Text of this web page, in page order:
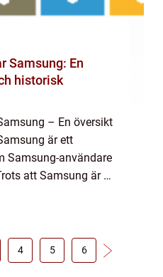
Samsung: En
historisk
– En översikt
är ett
Samsung-användare
att Samsung är en
4 5 6